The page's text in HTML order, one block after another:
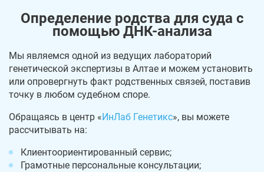
Определение родства для суда с
помощью ДНК-анализа
Мы являемся одной из ведущих лабораторий
генетической экспертизы в Алтае и можем установить
или опровергнуть факт родственных связей, поставив
точку в любом судебном споре.
Обращаясь в центр « ИнЛаб Генетикс», вы можете
рассчитывать на:
Клиентоориентированный сервис;
Грамотные персональные консультации;